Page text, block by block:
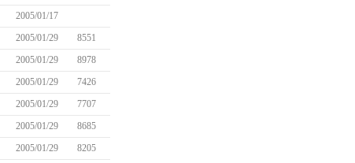
2005/01/17
2005/01/29
8551
2005/01/29
8978
2005/01/29
7426
2005/01/29
7707
2005/01/29
8685
2005/01/29
8205